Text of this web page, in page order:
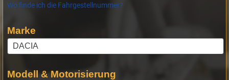
Wo finde ich die Fahrgestellnummer?
Marke
Modell & Motorisierung